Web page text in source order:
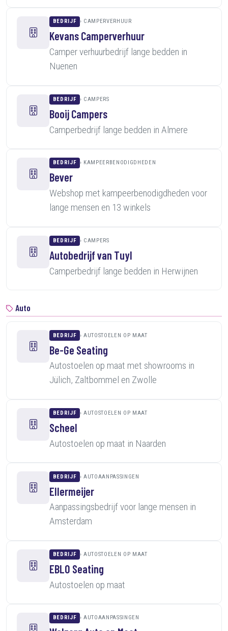
BEDRIJF CAMPERVERHUUR
Kevans Camperverhuur
Camper verhuurbedrijf lange bedden in
Nuenen
BEDRIJF CAMPERS
Booij Campers
Camperbedrijf lange bedden in Almere
BEDRIJF KAMPEERBENODIGDHEDEN
Bever
Webshop met kampeerbenodigdheden voor
lange mensen en 13 winkels
BEDRIJF CAMPERS
Autobedrijf van Tuyl
Camperbedrijf lange bedden in Herwijnen
Auto
BEDRIJF AUTOSTOELEN OP MAAT
Be-Ge Seating
Autostoelen op maat met showrooms in
Jülich, Zaltbommel en Zwolle
BEDRIJF AUTOSTOELEN OP MAAT
Scheel
Autostoelen op maat in Naarden
BEDRIJF AUTOAANPASSINGEN
Ellermeijer
Aanpassingsbedrijf voor lange mensen in
Amsterdam
BEDRIJF AUTOSTOELEN OP MAAT
EBLO Seating
Autostoelen op maat
BEDRIJF AUTOAANPASSINGEN